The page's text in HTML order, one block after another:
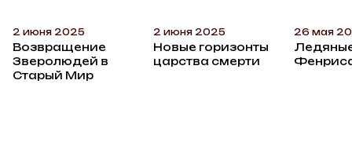
2 июня 2025
Возвращение
Зверолюдей в
Старый Мир
2 июня 2025
Новые горизонты
царства смерти
26 мая